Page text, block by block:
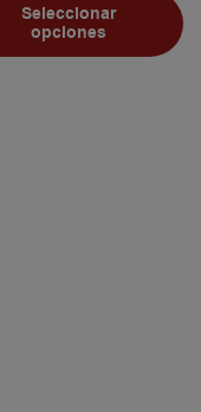
Seleccionar
opciones